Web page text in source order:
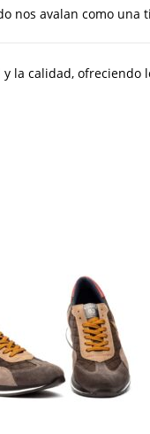
nos avalan como una
la calidad, ofreciendo